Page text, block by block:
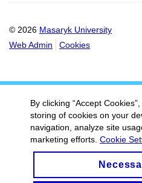
© 2026 Masaryk University
Web Admin
Cookies
By clicking “Accept
storing of cookies on your
navigation, analyze site
marketing efforts. Cookie